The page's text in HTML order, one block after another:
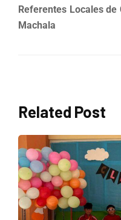
Referentes Locales de
Machala
Related Post